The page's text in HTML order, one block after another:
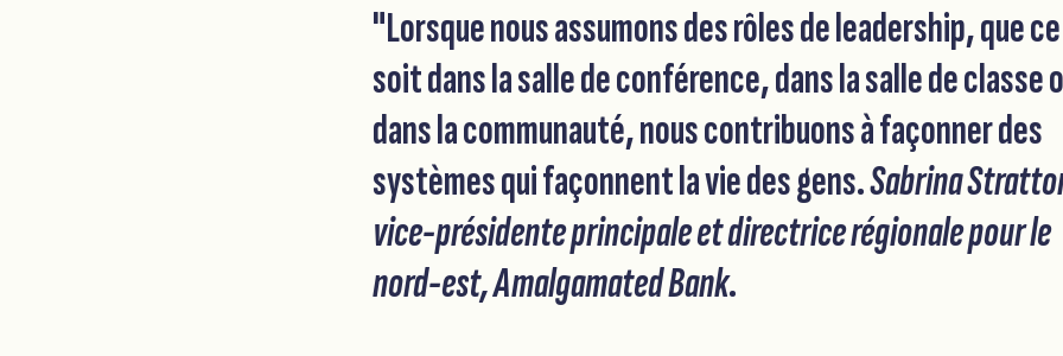
"Lorsque nous assumons des rôles de leadership, que ce
soit dans la salle de conférence, dans la salle de classe
dans la communauté, nous contribuons à façonner des
systèmes qui façonnent la vie des gens.Sabrina
vice-présidente principale et directrice régionale pour le
nord-est, Amalgamated Bank.